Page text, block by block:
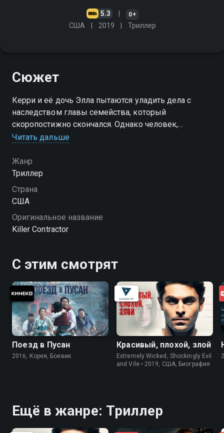
5.3 0+
США 2019 Триллер
Сюжет
Керри и её дочь Элла пытаются уладить дела с
наследством главы семейства, который
скоропостижно скончался. Однако человек,
которого они нанимают, приносит с собой серию
Читать дальше
Жанр
Триллер
Страна
США
Оригинальное название
Killer Contractor
С этим смотрят
Поезд в Пусан
2016, Корея, Боевик
Красивый, плохой, злой
Extremely Wicked, Shockingly Evil
and Vile • 2019, США, Биография
Ещё в жанре: Триллер